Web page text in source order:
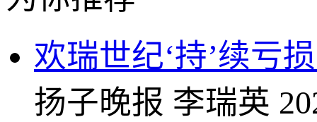
欢瑞世纪‘持’续亏
扬子晚报 李瑞英